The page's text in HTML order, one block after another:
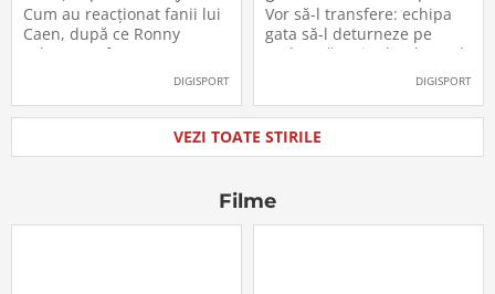
Labonne a fost prezentat
oficial la FCSB
Cum au reacționat fanii lui
Caen, după ce Ronny
Labonne a fost prezentat
DIGISPORT
Radu Drăgușin din drumul
către Juventus!
Vor să-l transfere: echipa
gata să-l deturneze pe
Radu Drăgușin din drumul
DIGISPORT
VEZI TOATE STIRILE
Filme